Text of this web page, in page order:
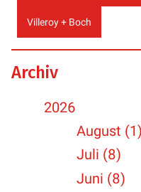
Villeroy + Boch
Archiv
2026
August (1)
Juli (8)
Juni (8)